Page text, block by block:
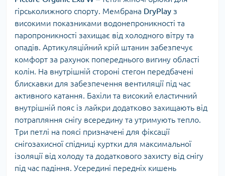
гірськолижного спорту. Мембрана DryPlay з
високими показниками водонепроникності та
паропроникності захищає від холодного вітру та
опадів. Артикуляційний крій штанин забезпечує
комфорт за рахунок попереднього вигину області
колін. На внутрішній стороні стегон передбачені
блискавки для забезпечення вентиляції під час
активного катання. Бахіли та високий еластичний
внутрішній пояс із лайкри додатково захищають від
потрапляння снігу всередину та утримують тепло.
Три петлі на поясі призначені для фіксації
снігозахисної спідниці куртки для максимальної
ізоляції від холоду та додаткового захисту від снігу
під час падіння. Усередині передніх кишень